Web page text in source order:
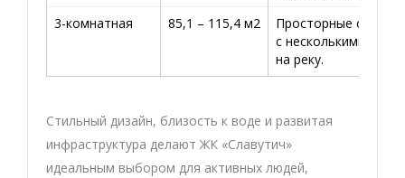
3-комнатная
85,1 – 115,4 м2
Просторные
с несколькими
на реку.
Стильный дизайн, близость к воде и развитая
инфраструктура делают ЖК «Славутич»
идеальным выбором для активных людей,